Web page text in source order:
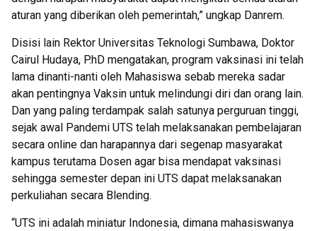
aturan yang diberikan oleh pemerintah,” ungkap Danrem.
Disisi lain Rektor Universitas Teknologi Sumbawa, Doktor
Cairul Hudaya, P.hD mengatakan, program vaksinasi ini telah
lama dinanti-nanti oleh Mahasiswa sebab mereka sadar
akan pentingnya Vaksin untuk melindungi diri dan orang lain.
Dan yang paling terdampak salah satunya perguruan tinggi,
sejak awal Pandemi UTS telah melaksanakan pembelajaran
secara online dan harapannya dari segenap masyarakat
kampus terutama Dosen agar bisa mendapat vaksinasi
sehingga semester depan ini UTS dapat melaksanakan
perkuliahan secara Blending.
“UTS ini adalah miniatur Indonesia, dimana mahasiswanya